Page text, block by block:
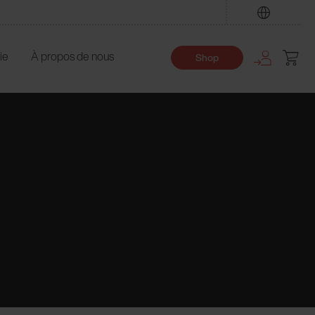
À propos de nous Shop